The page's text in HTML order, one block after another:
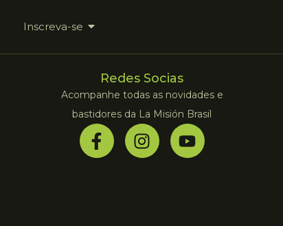
Inscreva-se
Redes Socias
Acompanhe todas as novidades e
bastidores da La Misión Brasil